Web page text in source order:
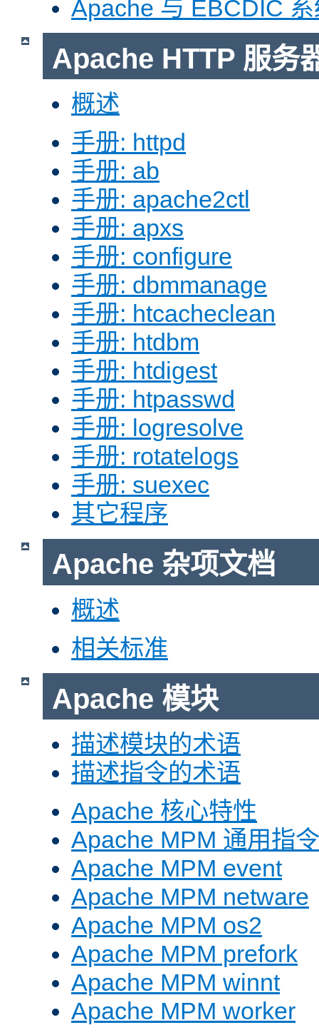
Apache 与 EBCDIC
Apache HTTP 服务
概述
手册: httpd
手册: ab
手册: apache2ctl
手册: apxs
手册: configure
手册: dbmmanage
手册: htcacheclean
手册: htdbm
手册: htdigest
手册: htpasswd
手册: logresolve
手册: rotatelogs
手册: suexec
其它程序
Apache 杂项文档
概述
相关标准
Apache 模块
描述模块的术语
描述指令的术语
Apache 核心特性
Apache MPM 通用指令
Apache MPM event
Apache MPM netware
Apache MPM os2
Apache MPM prefork
Apache MPM winnt
Apache MPM worker